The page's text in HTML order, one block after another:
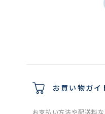
お買い物ガイ
お支払い方法や配送料